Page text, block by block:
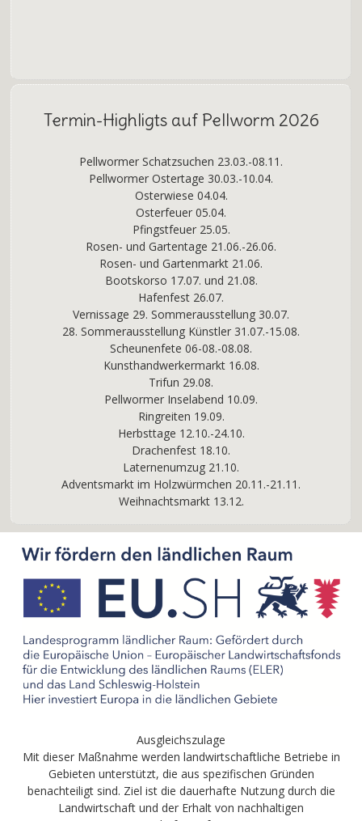
Termin-Highligts auf Pellworm 2026
Pellwormer Schatzsuchen 23.03.-08.11.
Pellwormer Ostertage 30.03.-10.04.
Osterwiese 04.04.
Osterfeuer 05.04.
Pfingstfeuer 25.05.
Rosen- und Gartentage 21.06.-26.06.
Rosen- und Gartenmarkt 21.06.
Bootskorso 17.07. und 21.08.
Hafenfest 26.07.
Vernissage 29. Sommerausstellung 30.07.
28. Sommerausstellung Künstler 31.07.-15.08.
Scheunenfete 06-08.-08.08.
Kunsthandwerkermarkt 16.08.
Trifun 29.08.
Pellwormer Inselabend 10.09.
Ringreiten 19.09.
Herbsttage 12.10.-24.10.
Drachenfest 18.10.
Laternenumzug 21.10.
Adventsmarkt im Holzwürmchen 20.11.-21.11.
Weihnachtsmarkt 13.12.
Ausgleichszulage
Mit dieser Maßnahme werden landwirtschaftliche Betriebe in
Gebieten unterstützt, die aus spezifischen Gründen
benachteiligt sind. Ziel ist die dauerhafte Nutzung durch die
Landwirtschaft und der Erhalt von nachhaltigen